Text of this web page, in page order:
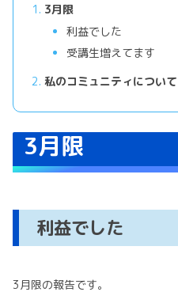
3月限
利益でした
受講生増えてます
私のコミュニティについて
3月限
利益でした
3月限の報告です。